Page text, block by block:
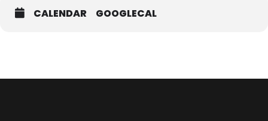
CALENDAR GOOGLECAL